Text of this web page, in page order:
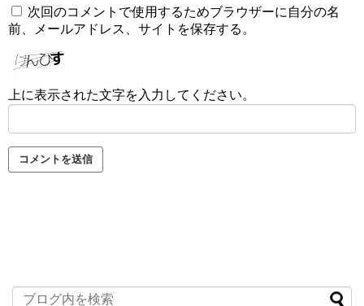
次回のコメントで使用するためブラウザーに自分の名
前、メールアドレス、サイトを保存する。
上に表示された文字を入力してください。